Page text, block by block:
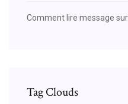
Comment lire message
Tag Clouds